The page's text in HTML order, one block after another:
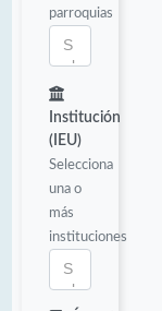
parroquias
Institución
(IEU)
Selecciona
una o
más
instituciones